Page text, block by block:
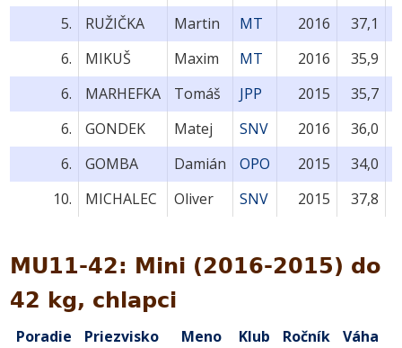
5.
RUŽIČKA Martin MT 2016
37,1
6.
MIKUŠ Maxim MT 2016
35,9
6.
MARHEFKA Tomáš JPP 2015
35,7
6.
GONDEK Matej SNV 2016
36,0
6.
GOMBA Damián OPO 2015
34,0
10.
MICHALEC Oliver SNV 2015 37,8
MU11-42: Mini (2016-2015) do
42 kg, chlapci
Poradie Priezvisko Meno Klub Ročník Váha